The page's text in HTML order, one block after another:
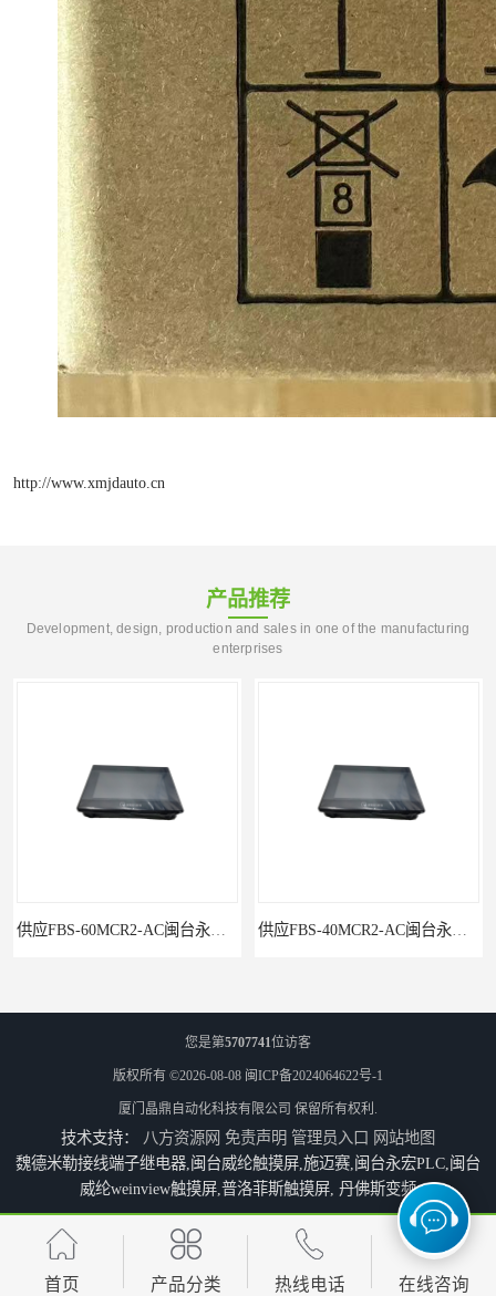
http://www.xmjdauto.cn
产品推荐
Development, design, production and sales in one of the manufacturing
enterprises
福建代理闽台威纶触摸屏MT8102IP
您是第5707741位访客
版权所有 ©2026-08-08 闽ICP备2024064622号-1
厦门晶鼎自动化科技有限公司 保留所有权利.
技术支持： 八方资源网 免责声明 管理员入口 网站地图
魏德米勒接线端子继电器,闽台威纶触摸屏,施迈赛,闽台永宏PLC,闽台
威纶weinview触摸屏,普洛菲斯触摸屏, 丹佛斯变频
首页 产品分类 热线电话 在线咨询